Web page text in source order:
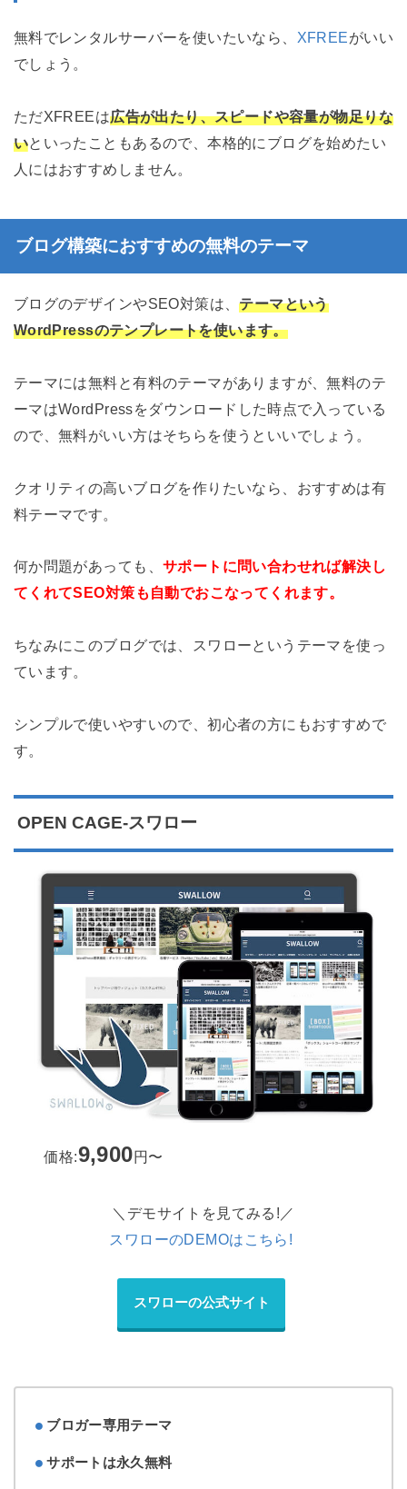
無料でレンタルサーバーを使いたいなら、 XFREEがいい
でしょう。
ただXFREEは広告が出たり、スピードや容量が物足りな
いといったこともあるので、本格的にブログを始めたい
人にはおすすめしません。
ブログ構築におすすめの無料のテーマ
ブログのデザインやSEO対策は、テーマという
WordPressのテンプレートを使います。
テーマには無料と有料のテーマがありますが、無料のテ
ーマはWordPressをダウンロードした時点で入っている
ので、無料がいい方はそちらを使うといいでしょう。
クオリティの高いブログを作りたいなら、おすすめは有
料テーマです。
何か問題があっても、 サポートに問い合わせれば解決し
てくれてSEO対策も自動でおこなってくれます。
ちなみにこのブログでは、スワローというテーマを使っ
ています。
シンプルで使いやすいので、初心者の方にもおすすめで
す。
OPEN CAGE-スワロー
価格:9,900円〜
＼デモサイトを見てみる!／
スワローのDEMOはこちら!
スワローの公式サイト
ブロガー専用テーマ
サポートは永久無料